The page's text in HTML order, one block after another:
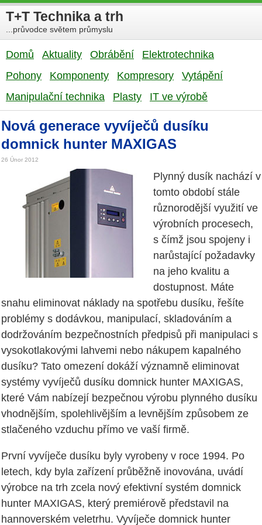
T+T Technika a trh
...průvodce světem průmyslu
Domů Aktuality Obrábění
Elektrotechnika
Pohony
Komponenty Kompresory
Vytápění
Manipulační technika
Plasty IT ve výrobě
Nová generace vyvíječů dusíku
domnick hunter MAXIGAS
26 Únor 2012
Plynný dusík nachází v
tomto období stále
různorodější využití ve
výrobních procesech,
s čímž jsou spojeny i
narůstající požadavky
na jeho kvalitu a
dostupnost. Máte
snahu eliminovat náklady na spotřebu dusíku, řešíte
problémy s dodávkou, manipulací, skladováním a
dodržováním bezpečnostních předpisů při manipulaci s
vysokotlakovými lahvemi nebo nákupem kapalného
dusíku? Tato omezení dokáží významně eliminovat
systémy vyvíječů dusíku domnick hunter MAXIGAS,
které Vám nabízejí bezpečnou výrobu plynného dusíku
vhodnějším, spolehlivějším a levnějším způsobem ze
stlačeného vzduchu přímo ve vaší firmě.
První vyvíječe dusíku byly vyrobeny v roce 1994. Po
letech, kdy byla zařízení průběžně inovována, uvádí
výrobce na trh zcela nový efektivní systém domnick
hunter MAXIGAS, který premiérově představil na
hannoverském veletrhu. Vyvíječe domnick hunter